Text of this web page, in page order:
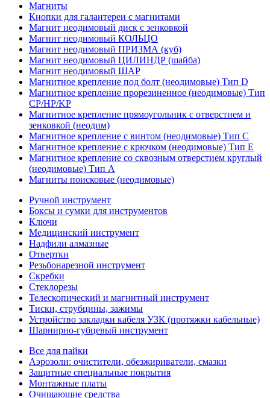
Магниты
Кнопки для галантереи с магнитами
Магнит неодимовый диск с зенковкой
Магнит неодимовый КОЛЬЦО
Магнит неодимовый ПРИЗМА (куб)
Магнит неодимовый ЦИЛИНДР (шайба)
Магнит неодимовый ШАР
Магнитное крепление под болт (неодимовые) Тип D
Магнитное крепление прорезиненное (неодимовые) Тип
CP/HP/KP
Магнитное крепление прямоугольник с отверстием и
зенковкой (неодим)
Магнитное крепление с винтом (неодимовые) Тип С
Магнитное крепление с крючком (неодимовые) Тип Е
Магнитное крепление со сквозным отверстием круглый
(неодимовые) Тип А
Магниты поисковые (неодимовые)
Ручной инструмент
Боксы и сумки для инструментов
Ключи
Медицинский инструмент
Надфили алмазные
Отвертки
Резьбонарезной инструмент
Скребки
Стеклорезы
Телескопический и магнитный инструмент
Тиски, струбцины, зажимы
Устройство закладки кабеля УЗК (протяжки кабельные)
Шарнирно-губцевый инструмент
Все для пайки
Аэрозоли: очистители, обезжириватели, смазки
Защитные специальные покрытия
Монтажные платы
Очищающие средства